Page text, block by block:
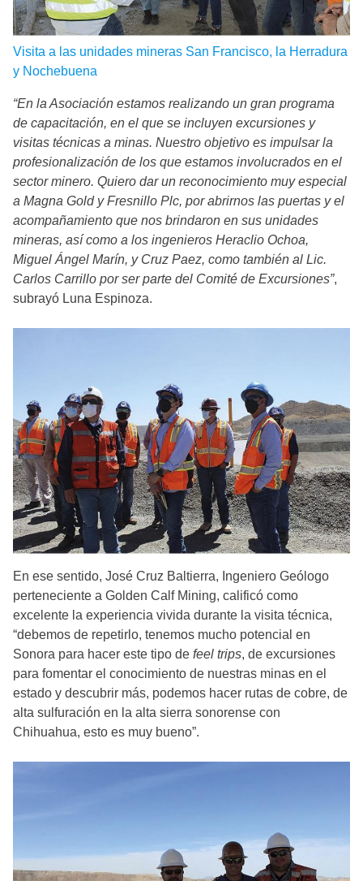
Visita a las unidades mineras San Francisco, la Herradura
y Nochebuena
“En la Asociación estamos realizando un gran programa
de capacitación, en el que se incluyen excursiones y
visitas técnicas a minas. Nuestro objetivo es impulsar la
profesionalización de los que estamos involucrados en el
sector minero. Quiero dar un reconocimiento muy especial
a Magna Gold y Fresnillo Plc, por abrirnos las puertas y el
acompañamiento que nos brindaron en sus unidades
mineras, así como a los ingenieros Heraclio Ochoa,
Miguel Ángel Marín, y Cruz Paez, como también al Lic.
Carlos Carrillo por ser parte del Comité de Excursiones”,
subrayó Luna Espinoza.
En ese sentido, José Cruz Baltierra, Ingeniero Geólogo
perteneciente a Golden Calf Mining, calificó como
excelente la experiencia vivida durante la visita técnica,
“debemos de repetirlo, tenemos mucho potencial en
Sonora para hacer este tipo de feel trips, de excursiones
para fomentar el conocimiento de nuestras minas en el
estado y descubrir más, podemos hacer rutas de cobre, de
alta sulfuración en la alta sierra sonorense con
Chihuahua, esto es muy bueno”.